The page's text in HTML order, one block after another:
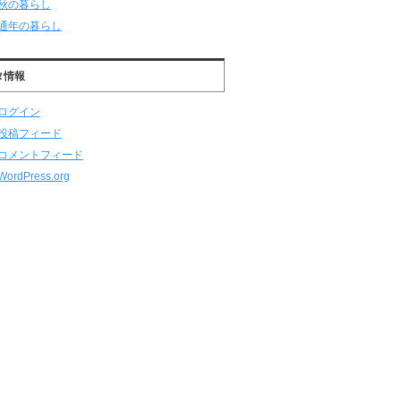
の暮らし
年の暮らし
情報
グイン
稿フィード
メントフィード